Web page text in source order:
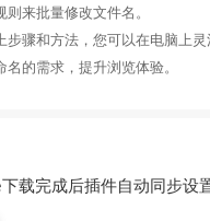
来批量修改文件名。
步骤和方法，您可以在电脑上
的需求，提升浏览体验。
载完成后插件自动同步设